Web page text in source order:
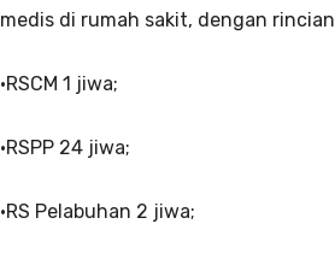
medis di rumah sakit, dengan
•RSCM 1 jiwa;
•RSPP 24 jiwa;
•RS Pelabuhan 2 jiwa;